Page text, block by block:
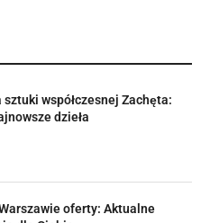
sztuki współczesnej Zachęta:
dzieła
oferty: Aktualne